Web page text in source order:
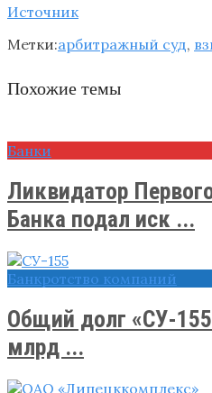
Источник
Метки:арбитражный суд,
Похожие темы
Банки
Ликвидатор
Банка подал иск ...
Банкротство компаний
Общий долг «СУ-
млрд ...